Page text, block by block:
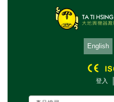
English
登入